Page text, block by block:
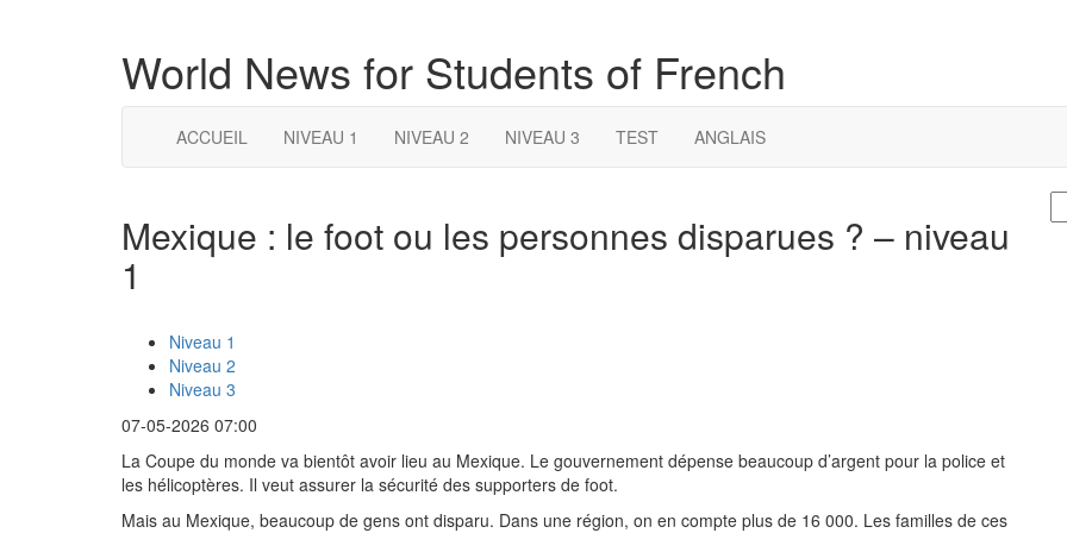
World News for Students of French
ACCUEIL NIVEAU 1 NIVEAU 2 NIVEAU 3 TEST ANGLAIS
Mexique : le foot ou les personnes disparues ? – niveau
1
Niveau 1
Niveau 2
Niveau 3
07-05-2026 07:00
La Coupe du monde va bientôt avoir lieu au Mexique. Le gouvernement dépense beaucoup d’argent pour la police et
les hélicoptères. Il veut assurer la sécurité des supporters de foot.
Mais au Mexique, beaucoup de gens ont disparu. Dans une région, on en compte plus de 16 000. Les familles de ces